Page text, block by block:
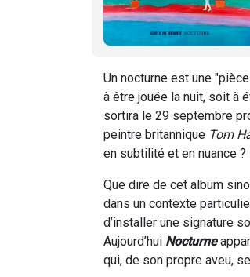
Un nocturne est une
à être jouée la nuit, soit à
sortira le 29 septembre
peintre britannique Tom
en subtilité et en nuance ?
Que dire de cet album
dans un contexte
d’installer une signature
Aujourd’hui Nocturne
qui, de son propre aveu,